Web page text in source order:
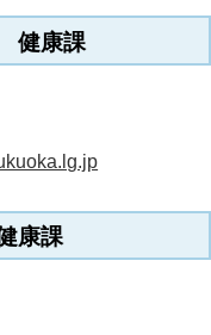
健康課
康課